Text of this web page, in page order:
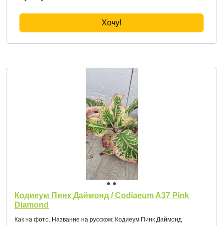
Хочу!
Кодиеум Пинк Даймонд / Codiaeum A37 Pink
Diamond
Как на фото. Название на русском: Кодиеум Пинк Даймонд